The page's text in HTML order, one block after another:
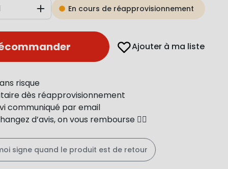
AugmenterEn cours de réapprovisionnement
Ajouter à ma liste
risque
dès réapprovisionnement
communiqué par email
d’avis, on vous rembourse 👍🏻
signe quand le produit est de retour